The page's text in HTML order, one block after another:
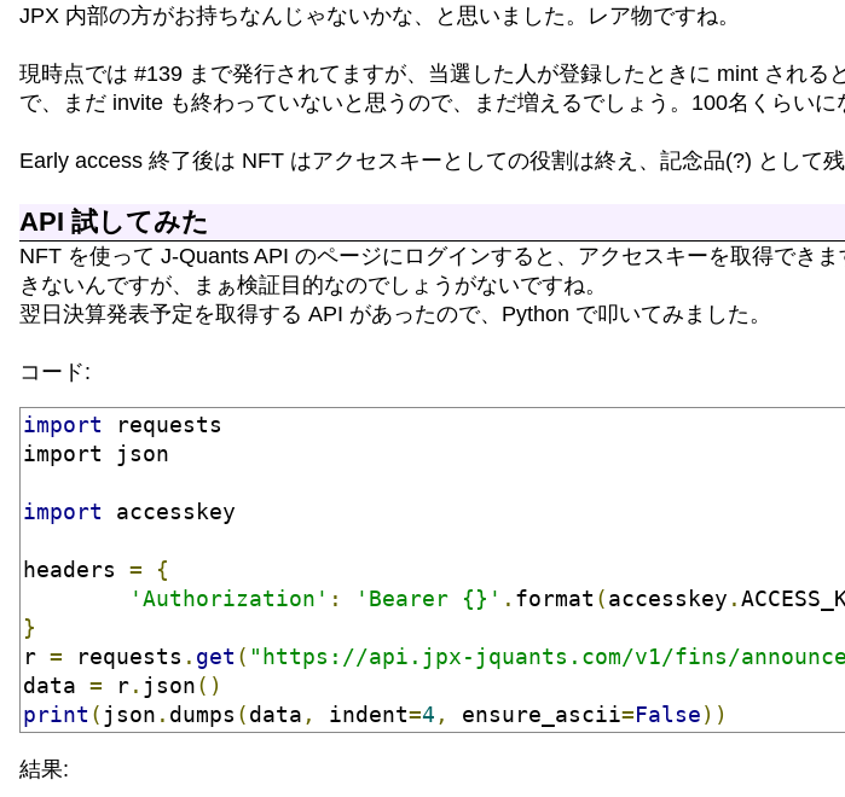
JPX 内部の方がお持ちなんじゃないかな、と思いました。レア物ですね。
現時点では #139 まで発行されてますが、当選した人が登録したときに mint される
で、まだ invite も終わっていないと思うので、まだ増えるでしょう。100名くらいに
Early access 終了後は NFT はアクセスキーとしての役割は終え、記念品(?) として
API 試してみた
NFT を使って J-Quants API のページにログインすると、アクセスキーを取得でき
きないんですが、まぁ検証目的なのでしょうがないですね。
翌日決算発表予定を取得する API があったので、Python で叩いてみました。
コード:
import requests
import json
import accesskey
headers =
{
'Authorization' : 'Bearer {}' . format ( accesskey .
}
r = requests . get ( "https://api.jpx-jquants.com/v1/fins/
data = r . json ()
print ( json . dumps ( data , indent=4 , ensure_ascii= False ))
結果: